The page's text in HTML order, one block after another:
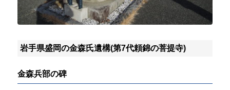
岩手県盛岡の金森氏遺構(第7代頼錦の菩提寺)
金森兵部の碑